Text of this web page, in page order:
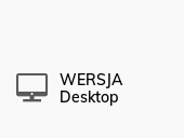
WERSJA
Desktop